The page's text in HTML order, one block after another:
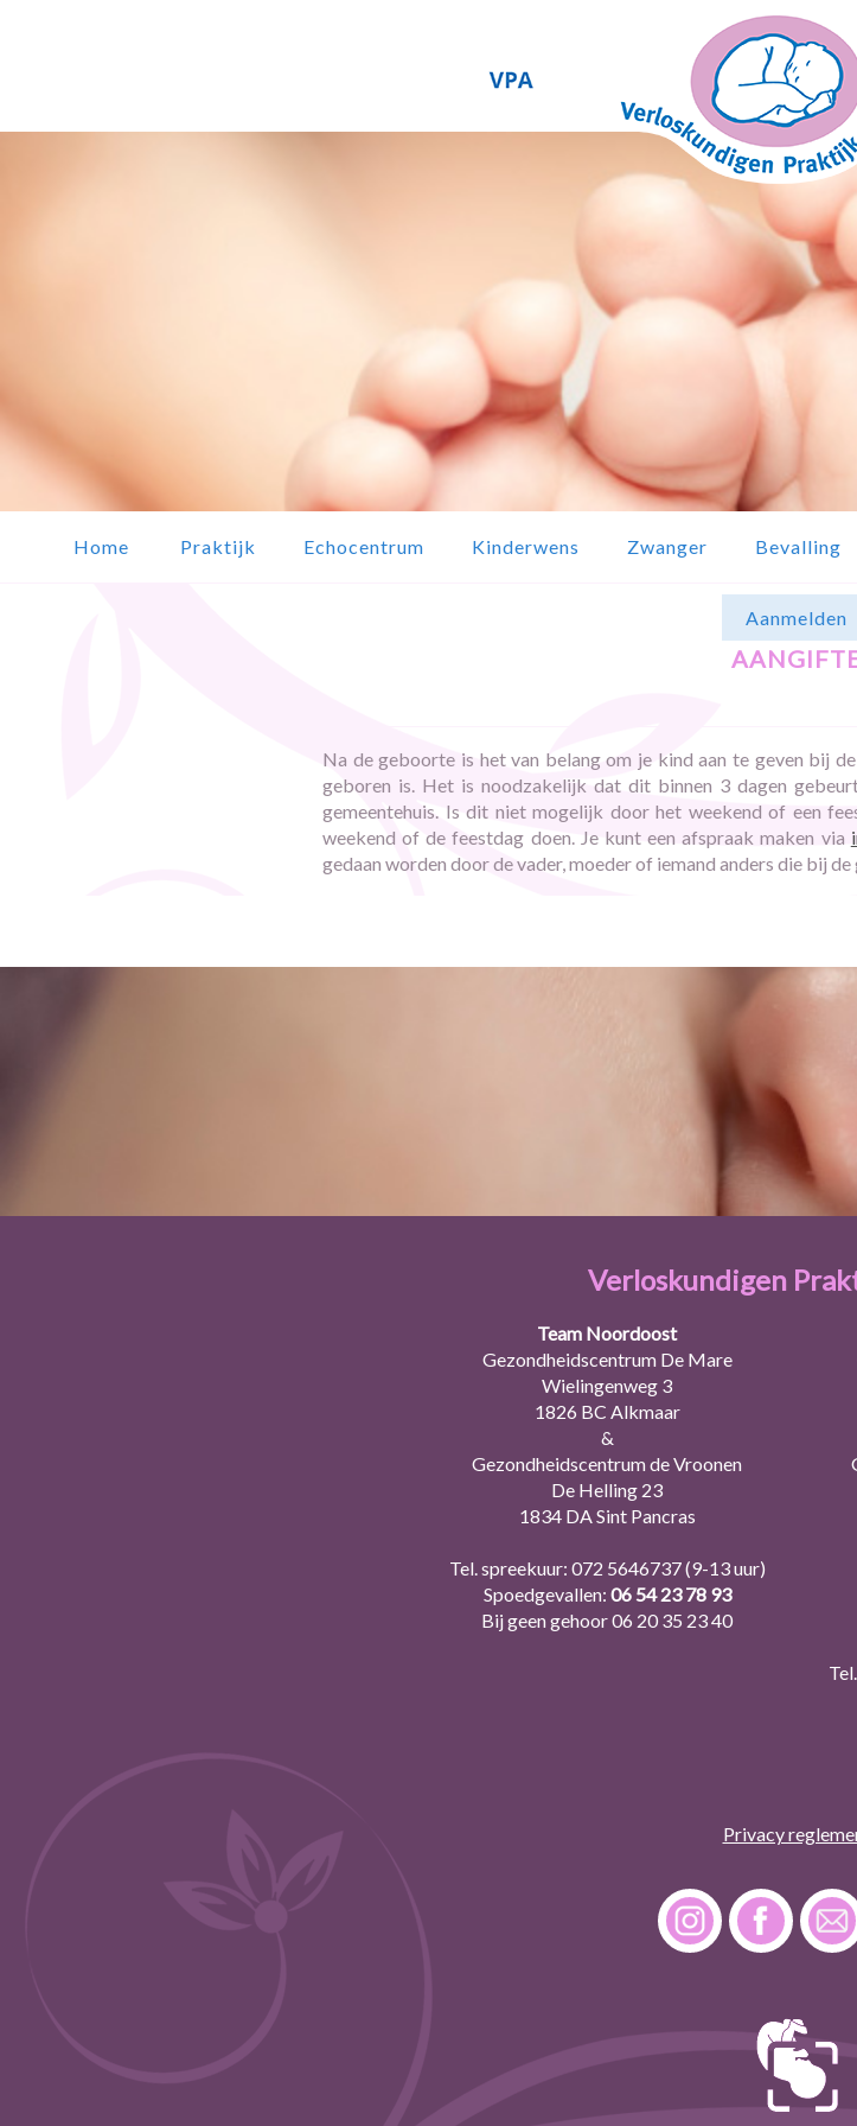
Home Praktijk Echocentrum Kinderwens Zwanger Bevalling
Aanmelden
Na de geboorte is het van belang om je kind aan te geven bij
geboren is. Het is noodzakelijk dat dit binnen 3 dagen
gemeentehuis. Is dit niet mogelijk door het weekend of een
weekend of de feestdag doen. Je kunt een afspraak maken via
gedaan worden door de vader, moeder of iemand anders die bij
Verloskundigen
Team Noordoost
Gezondheidscentrum De Mare
Wielingenweg 3
1826 BC Alkmaar
&
Gezondheidscentrum de Vroonen
De Helling 23
1834 DA Sint Pancras
Tel. spreekuur: 072 5646737(9-13 uur)
Spoedgevallen: 06 54 23 78 93
Bij geen gehoor06 20 35 23 40
Privacy